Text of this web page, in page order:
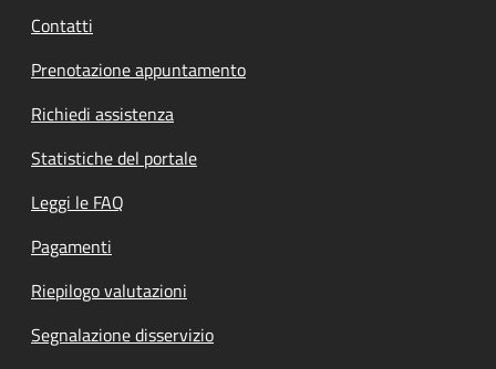
Contatti
Prenotazione appuntamento
Richiedi assistenza
Statistiche del portale
Leggi le FAQ
Pagamenti
Riepilogo valutazioni
Segnalazione disservizio